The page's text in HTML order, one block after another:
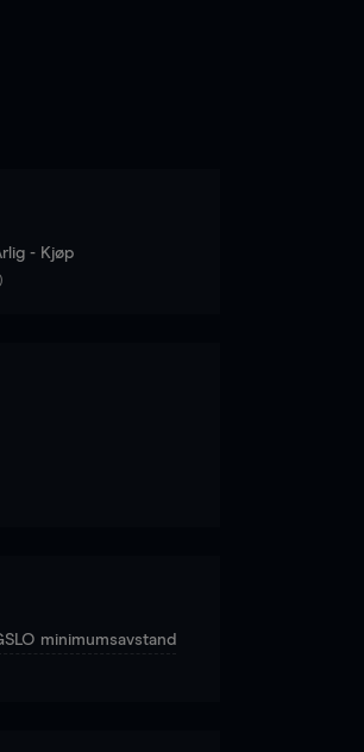
- Kjøp
minimumsavstand